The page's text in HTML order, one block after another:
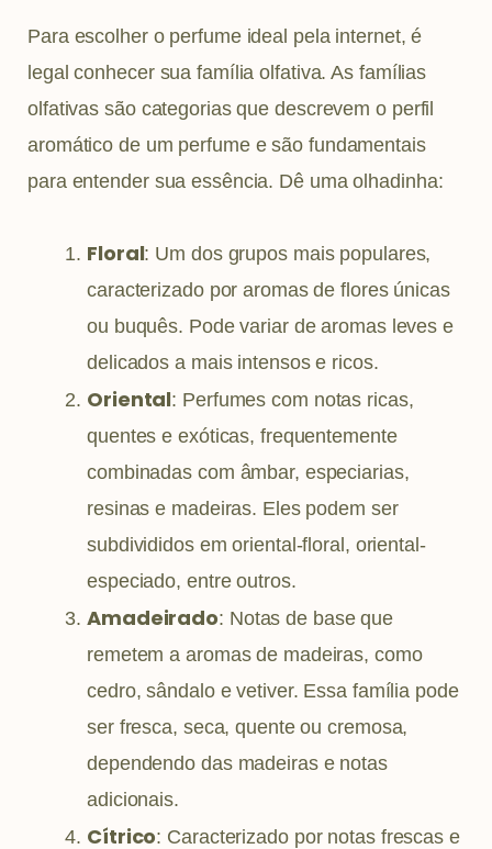
Para escolher o perfume ideal pela internet, é
legal conhecer sua família olfativa. As famílias
olfativas são categorias que descrevem o perfil
aromático de um perfume e são fundamentais
para entender sua essência. Dê uma olhadinha:
Floral: Um dos grupos mais populares,
caracterizado por aromas de flores únicas
ou buquês. Pode variar de aromas leves e
delicados a mais intensos e ricos.
Oriental: Perfumes com notas ricas,
quentes e exóticas, frequentemente
combinadas com âmbar, especiarias,
resinas e madeiras. Eles podem ser
subdivididos em oriental-floral, oriental-
especiado, entre outros.
Amadeirado: Notas de base que
remetem a aromas de madeiras, como
cedro, sândalo e vetiver. Essa família pode
ser fresca, seca, quente ou cremosa,
dependendo das madeiras e notas
adicionais.
Cítrico: Caracterizado por notas frescas e